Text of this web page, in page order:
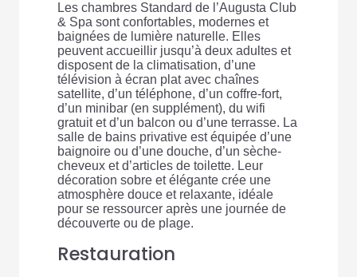
Les chambres Standard de l’Augusta Club
& Spa sont confortables, modernes et
baignées de lumière naturelle. Elles
peuvent accueillir jusqu’à deux adultes et
disposent de la climatisation, d’une
télévision à écran plat avec chaînes
satellite, d’un téléphone, d’un coffre-fort,
d’un minibar (en supplément), du wifi
gratuit et d’un balcon ou d’une terrasse. La
salle de bains privative est équipée d’une
baignoire ou d’une douche, d’un sèche-
cheveux et d’articles de toilette. Leur
décoration sobre et élégante crée une
atmosphère douce et relaxante, idéale
pour se ressourcer après une journée de
découverte ou de plage.
Restauration